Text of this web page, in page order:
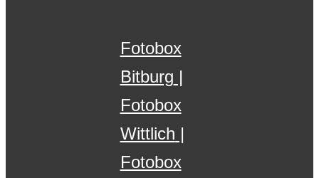
Fotobox
Bitburg
Fotobox
Wittlich
Fotobox